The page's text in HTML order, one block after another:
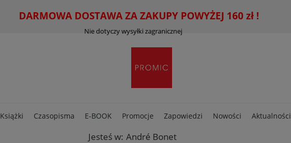
DARMOWA DOSTAWA ZA ZAKUPY POWYŻEJ 160 zł !
Nie dotyczy wysyłki zagranicznej
Książki Czasopisma E-BOOK Promocje Zapowiedzi Nowości Aktualności
Jesteś w: André Bonet